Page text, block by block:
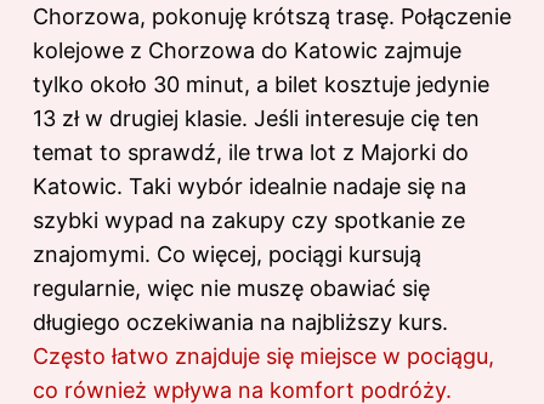
Chorzowa, pokonuję krótszą trasę. Połączenie
kolejowe z Chorzowa do Katowic zajmuje
tylko około 30 minut, a bilet kosztuje jedynie
13 zł w drugiej klasie. Jeśli interesuje cię ten
temat to sprawdź, ile trwa lot z Majorki do
Katowic. Taki wybór idealnie nadaje się na
szybki wypad na zakupy czy spotkanie ze
znajomymi. Co więcej, pociągi kursują
regularnie, więc nie muszę obawiać się
długiego oczekiwania na najbliższy kurs.
Często łatwo znajduje się miejsce w pociągu,
co również wpływa na komfort podróży.